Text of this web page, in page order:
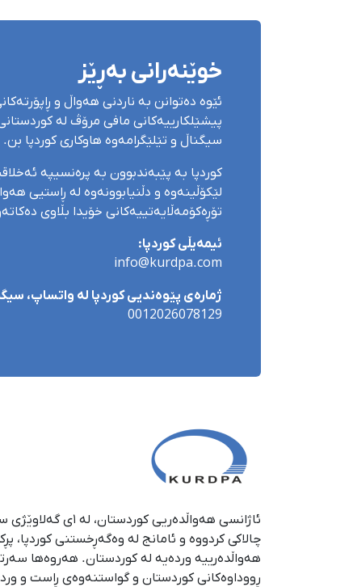
کەس زیادی کرد
خوێنەرانی بەڕێز
ئێوە دەتوانن بە ناردنی هەواڵ و
پیشێلکارییەکانی مافی مرۆڤ لە
سیگناڵ و تێلێگرامەوە هاوکاری کوردپا بن.
کوردپا بە پێبەندبوون بە پرەنسیپە
لێکۆڵینەوە و دڵنیابوونەوە لە ڕاستیی
تۆڕەکۆمەڵایەتییەکانی خۆیدا بڵاوی
ئیمەیڵی کوردپا:
info@kurdpa.com
ژمارەی پێوەندیی کوردپا لە واتساپ،
0012026078129
چالاکی کردووە و ئامانج لە وەگەڕخستنی كوردپا،
هەواڵدەرییە وردەیە لە كوردستان. هەروەها
ڕووداوەكانی كوردستان و گواستنەوەی ڕاست و